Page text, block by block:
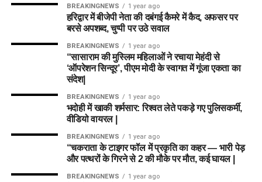
अगर यह योजना धरातल पर उतरती है तो संस्थागत जीवन की जगह उन्हें
परिवार जैसा माहौल, बेहतर स्वतंत्रता और सामाजिक वातावरण मिल
सकेगा। इससे बच्चों और महिलाओं के मानसिक और सामाजिक विकास में
भी मदद मिलने की उम्मीद है।
BREAKINGNEWS 1 year ago
हरिद्वार में बीजेपी नेता की दबंगई कैमरे में कैद, अफसर पर
बरसे अपशब्द, चुप्पी पर उठे सवाल
BREAKINGNEWS 1 year ago
“सासाराम की मुस्लिम महिलाओं ने रचाया मेहंदी से
‘ऑपरेशन सिन्दूर’, पीएम मोदी के स्वागत में गूंजा एकता का
संदेश|
BREAKINGNEWS 1 year ago
भदोही में खाकी शर्मसार: रिश्वत लेते पकड़े गए पुलिसकर्मी,
वीडियो वायरल |
BREAKINGNEWS 1 year ago
“चकराता के टाइगर फॉल में प्रकृति का कहर — भारी पेड़
और पत्थरों के गिरने से 2 की मौके पर मौत, कई घायल |
BREAKINGNEWS 1 year ago